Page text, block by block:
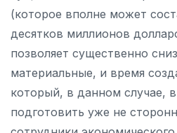
(которое вполне может
десятков миллионов
позволяет существенно
материальные, и время
который, в данном случае,
подготовить уже не